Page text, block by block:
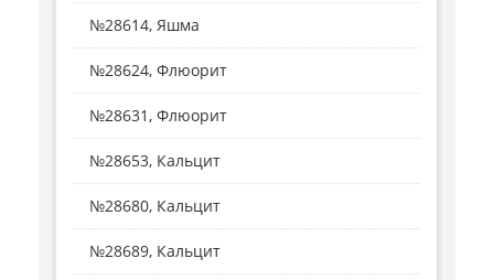
№28614, Яшма
№28624, Флюорит
№28631, Флюорит
№28653, Кальцит
№28680, Кальцит
№28689, Кальцит